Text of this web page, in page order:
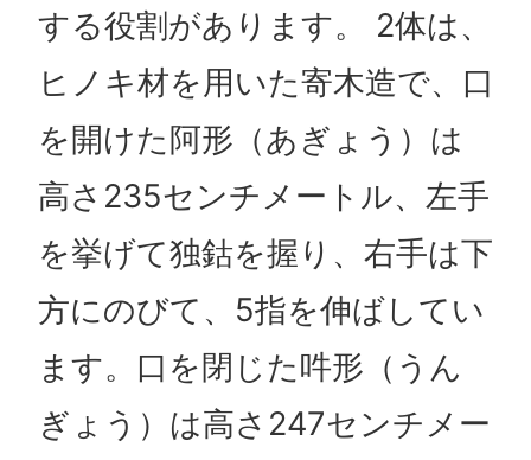
する役割があります。 2体は、
ヒノキ材を用いた寄木造で、口
を開けた阿形（あぎょう）は
高さ235センチメートル、左手
を挙げて独鈷を握り、右手は下
方にのびて、5指を伸ばしてい
ます。口を閉じた吽形（うん
ぎょう）は高さ247センチメー